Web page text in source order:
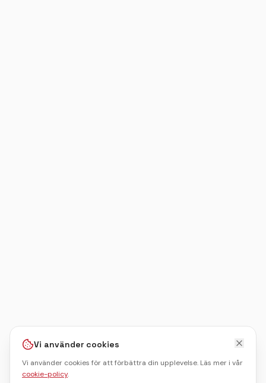
Vi använder cookies
Vi använder cookies för att förbättra din upplevelse. Läs mer i vår
cookie-policy.